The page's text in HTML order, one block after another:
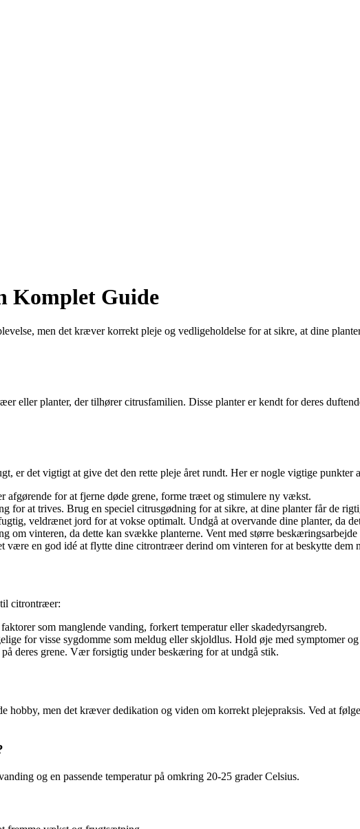
Komplet Guide
men det kræver korrekt pleje og vedligeholdelse for at sikre, at dine
eller planter, der tilhører citrusfamilien. Disse planter er kendt for deres
er det vigtigt at give det den rette pleje året rundt. Her er nogle vigtige punkter
for at fjerne døde grene, forme træet og stimulere ny vækst.
at trives. Brug en speciel citrusgødning for at sikre, at dine planter får de
veldrænet jord for at vokse optimalt. Undgå at overvande dine planter, da
vinteren, da dette kan svække planterne. Vent med større beskæringsarbejde
en god idé at flytte dine citrontræer derind om vinteren for at beskytte dem
citrontræer:
som manglende vanding, forkert temperatur eller skadedyrsangreb.
for visse sygdomme som meldug eller skjoldlus. Hold øje med symptomer og
deres grene. Vær forsigtig under beskæring for at undgå stik.
men det kræver dedikation og viden om korrekt plejepraksis. Ved at
og en passende temperatur på omkring 20-25 grader Celsius.